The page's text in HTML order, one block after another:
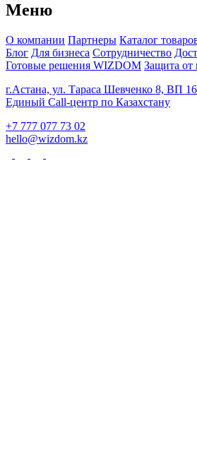
Меню
О компании Партнеры Каталог
Блог Для бизнеса Сотрудничество
Готовые решения WIZDOM Защита от
г.Астана, ул. Тараса Шевченко 8, ВП 16
Единый Call-центр по Казахстану
+7 777 077 73 02
hello@wizdom.kz